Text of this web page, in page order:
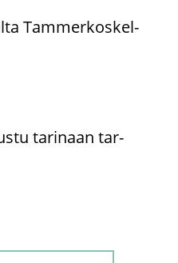
Tam­mer­kos­kel­
ta­ri­naan tar­